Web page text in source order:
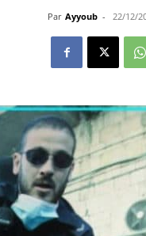
Par Ayyoub - 22/12/